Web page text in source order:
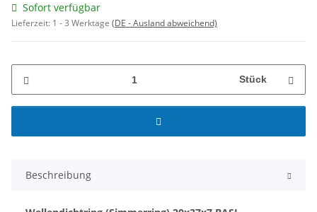
Sofort verfügbar
Lieferzeit: 1 - 3 Werktage (DE - Ausland abweichend)
Stück
Beschreibung